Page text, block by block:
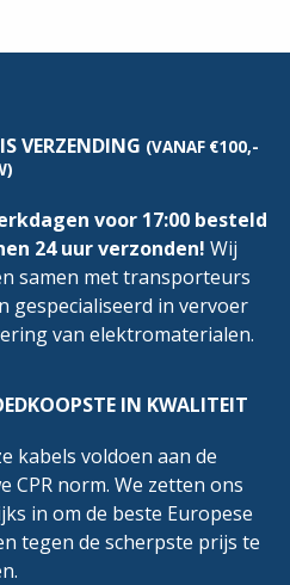
VERZENDING (VANAF €100,-
voor 17:00 besteld
24 uur verzonden! Wij
samen met transporteurs
gespecialiseerd in vervoer
van elektromaterialen.
IN KWALITEIT
kabels voldoen aan de
CPR norm. We zetten ons
in om de beste Europese
tegen de scherpste prijs te